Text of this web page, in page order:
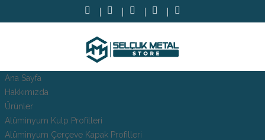
Ana Sayfa
Hakkımızda
Ürünler
Alüminyum Kulp Profilleri
Alüminyum Çerçeve Kаpаk Profilleri